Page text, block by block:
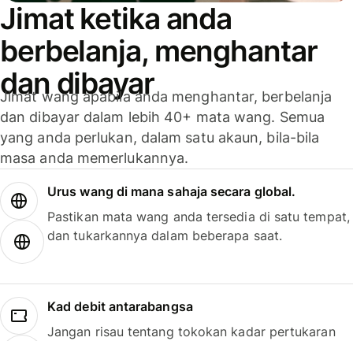
Jimat ketika anda
berbelanja, menghantar
dan dibayar
Jimat wang apabila anda menghantar, berbelanja
dan dibayar dalam lebih 40+ mata wang. Semua
yang anda perlukan, dalam satu akaun, bila-bila
masa anda memerlukannya.
Urus wang di mana sahaja secara global.
Pastikan mata wang anda tersedia di satu tempat,
dan tukarkannya dalam beberapa saat.
Kad debit antarabangsa
Jangan risau tentang tokokan kadar pertukaran